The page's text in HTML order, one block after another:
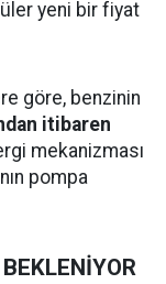
yeni bir fiyat
göre, benzinin
itibaren
mekanizması
pompa